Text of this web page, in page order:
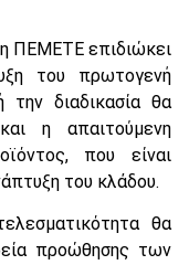
ΠΕΜΕΤΕ επιδιώκει
του πρωτογενή
διαδικασία θα
η απαιτούμενη
που είναι
του κλάδου.
θα
προώθησης των